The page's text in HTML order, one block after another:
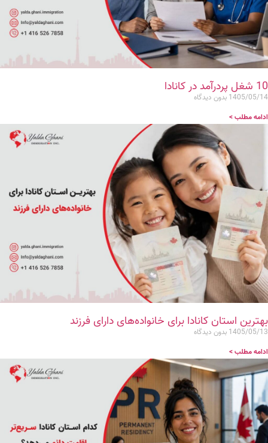
10 شغل پردرآمد در کانادا
1405/05/14 بدون دیدگاه
ادامه مطلب >
بهترین استان کانادا برای خانواده‌های دارای فرزند
1405/05/13 بدون دیدگاه
ادامه مطلب >